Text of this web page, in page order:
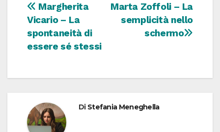
Navigazione
articoli
Marta Zoffoli – La
semplicità nello
schermo
Margherita
Vicario – La
spontaneità di
essere sé stessi
Di Stefania Meneghella